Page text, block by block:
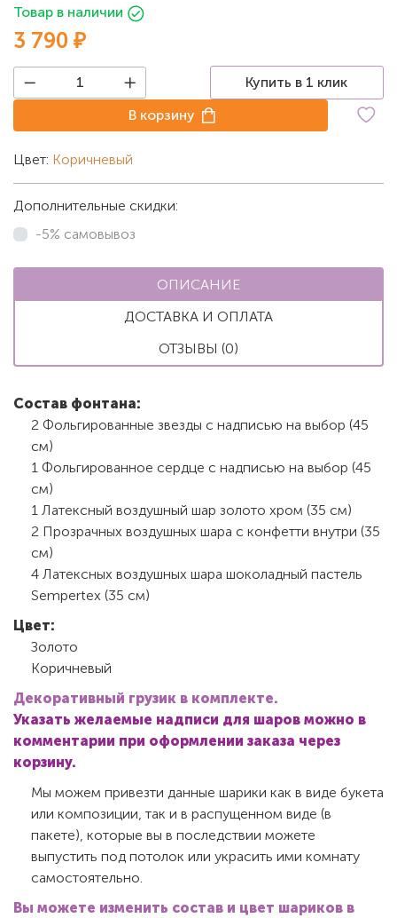
Товар в наличии
3 790 ₽
Купить в 1 клик
В корзину
Цвет: Коричневый
Дополнительные скидки:
-5% самовывоз
ОПИСАНИЕ
ДОСТАВКА И ОПЛАТА
ОТЗЫВЫ (0)
Состав фонтана:
2 Фольгированные звезды с надписью на выбор (45
см)
1 Фольгированное сердце с надписью на выбор (45
см)
1 Латексный воздушный шар золото хром (35 см)
2 Прозрачных воздушных шара с конфетти внутри (35
см)
4 Латексных воздушных шара шоколадный пастель
Sempertex (35 см)
Цвет:
Золото
Коричневый
Декоративный грузик в комплекте.
Указать желаемые надписи для шаров можно в
комментарии при оформлении заказа через
корзину.
Мы можем привезти данные шарики как в виде букета
или композиции, так и в распущенном виде (в
пакете), которые вы в последствии можете
выпустить под потолок или украсить ими комнату
самостоятельно.
Вы можете изменить состав и цвет шариков в